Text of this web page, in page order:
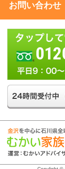
お問い合わせ